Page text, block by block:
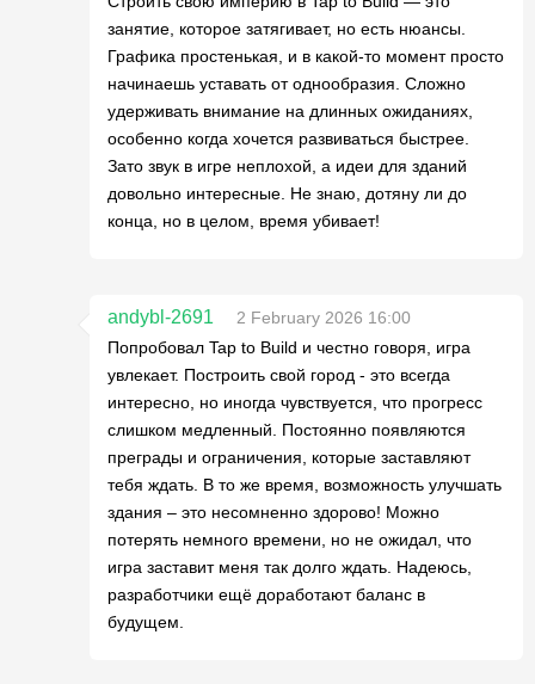
занятие, которое затягивает, но есть нюансы.
Графика простенькая, и в какой-то момент просто
начинаешь уставать от однообразия. Сложно
удерживать внимание на длинных ожиданиях,
особенно когда хочется развиваться быстрее.
Зато звук в игре неплохой, а идеи для зданий
довольно интересные. Не знаю, дотяну ли до
конца, но в целом, время убивает!
andybl-2691
2 February 2026 16:00
Попробовал Tap to Build и честно говоря, игра
увлекает. Построить свой город - это всегда
интересно, но иногда чувствуется, что прогресс
слишком медленный. Постоянно появляются
преграды и ограничения, которые заставляют
тебя ждать. В то же время, возможность улучшать
здания – это несомненно здорово! Можно
потерять немного времени, но не ожидал, что
игра заставит меня так долго ждать. Надеюсь,
разработчики ещё доработают баланс в
будущем.